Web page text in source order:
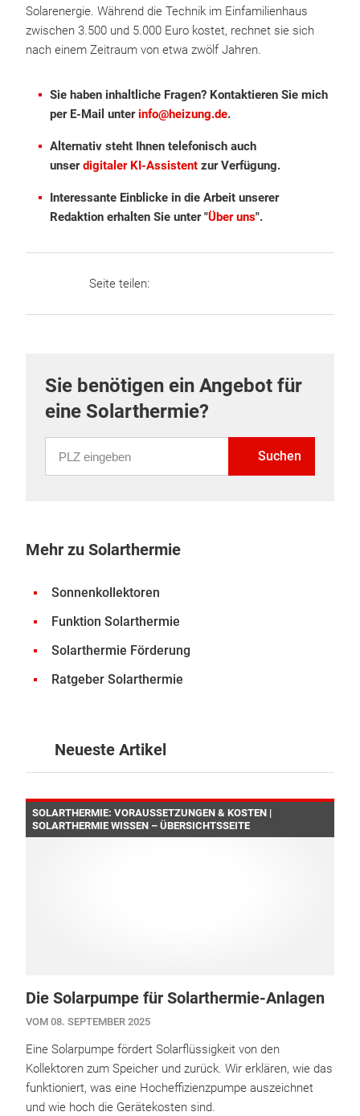
Solarenergie. Während die Technik im Einfamilienhaus
zwischen 3.500 und 5.000 Euro kostet, rechnet sie sich
nach einem Zeitraum von etwa zwölf Jahren.
Sie haben inhaltliche Fragen? Kontaktieren Sie mich
per E-Mail unterinfo@heizung.de.
Alternativ steht Ihnen telefonisch auch
unserdigitaler KI-Assistent zur Verfügung.
Interessante Einblicke in die Arbeit unserer
Redaktion erhalten Sie unter "Über uns".
Seite teilen:
Sie benötigen ein Angebot für
eine Solarthermie?
Suchen
Mehr zu Solarthermie
Sonnenkollektoren
Funktion Solarthermie
Solarthermie Förderung
Ratgeber Solarthermie
Neueste Artikel
SOLARTHERMIE: VORAUSSETZUNGEN & KOSTEN |
SOLARTHERMIE WISSEN – ÜBERSICHTSSEITE
Die Solarpumpe für Solarthermie-Anlagen
VOM 08. SEPTEMBER 2025
Eine Solarpumpe fördert Solarflüssigkeit von den
Kollektoren zum Speicher und zurück. Wir erklären, wie das
funktioniert, was eine Hocheffizienzpumpe auszeichnet
und wie hoch die Gerätekosten sind.